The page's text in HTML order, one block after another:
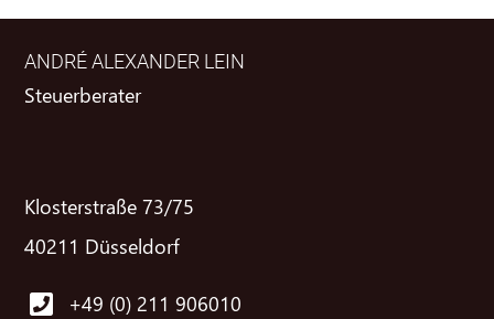
ANDRÉ ALEXANDER LEIN
Steuerberater
Klosterstraße 73/75
40211 Düsseldorf
+49 (0) 211 906010